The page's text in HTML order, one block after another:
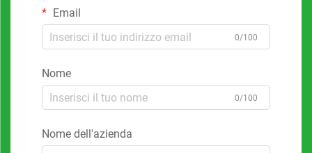
Email
0/100
Nome
0/100
Nome dell'azienda